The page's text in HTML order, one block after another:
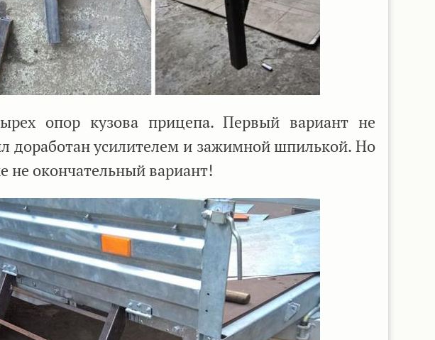
опор кузова прицепа. Первый вариант не
доработан усилителем и зажимной шпилькой. Но
не окончательный вариант!